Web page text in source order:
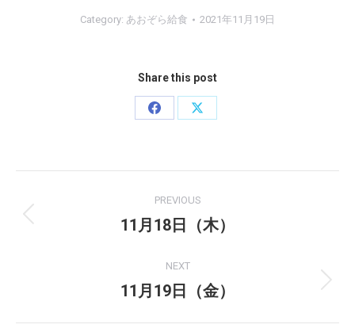
Category: あおぞら給食 2021年11月19日
Share this post
Share
Share
navigation
PREVIOUS
Previous
11月18日（木）
NEXT
Next
11月19日（金）